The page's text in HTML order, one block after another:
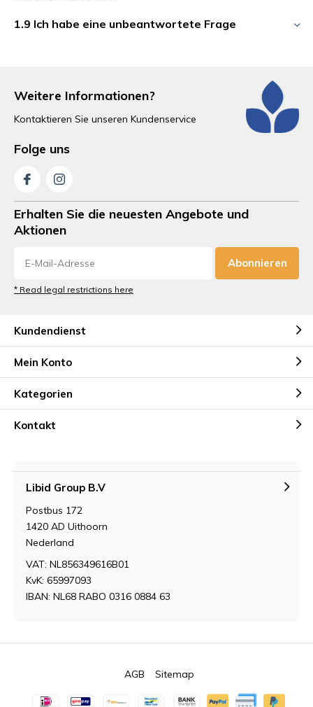
1.9 Ich habe eine unbeantwortete Frage
Weitere Informationen?
Kontaktieren Sie unseren Kundenservice
Folge uns
Erhalten Sie die neuesten Angebote und
Aktionen
Abonnieren
* Read legal restrictions here
Kundendienst
Mein Konto
Kategorien
Kontakt
Libid Group B.V
Postbus 172
1420 AD Uithoorn
Nederland
VAT: NL856349616B01
KvK: 65997093
IBAN: NL68 RABO 0316 0884 63
AGB Sitemap